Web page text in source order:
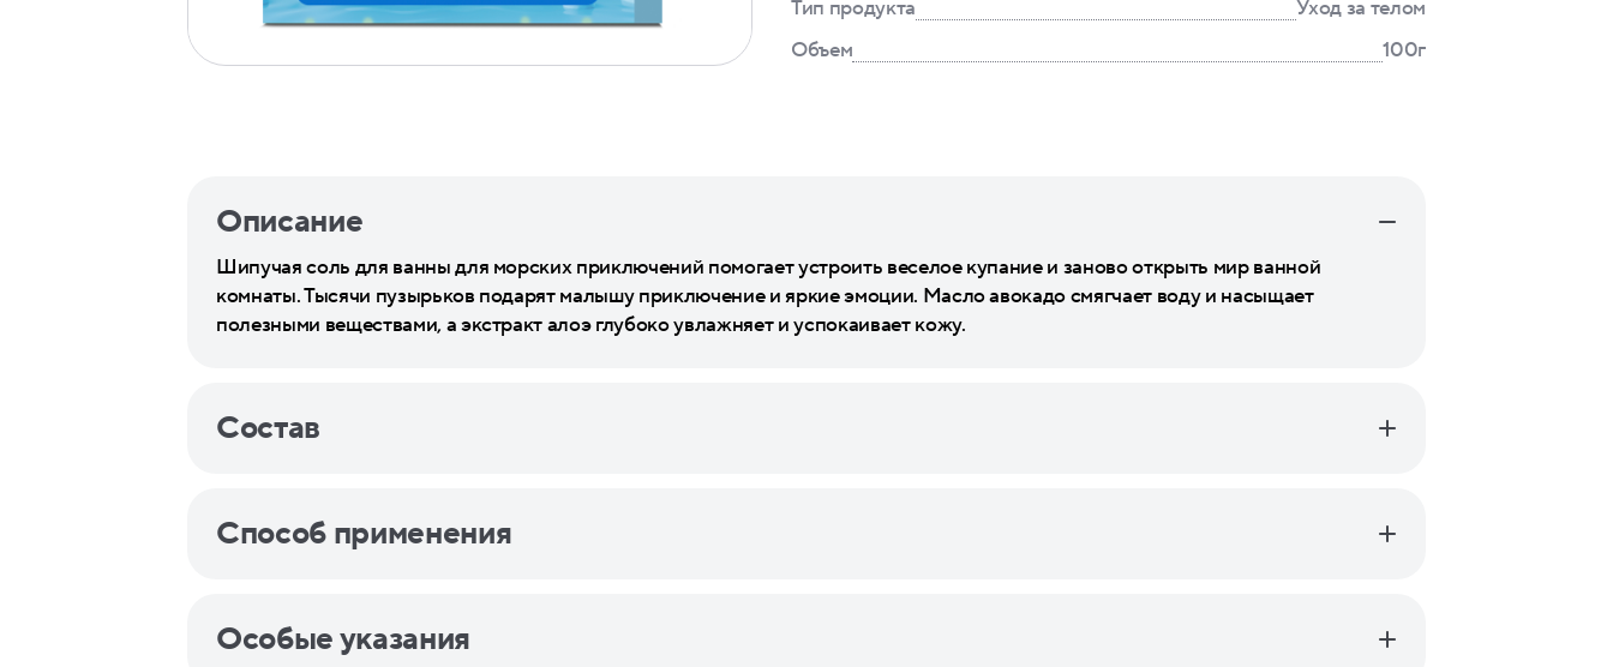
Тип продукта
Уход за телом
Объем
100г
Описание
Шипучая соль для ванны для морских приключений помогает устроить веселое купание и заново открыть мир ванной
комнаты. Тысячи пузырьков подарят малышу приключение и яркие эмоции. Масло авокадо смягчает воду и насыщает
полезными веществами, а экстракт алоэ глубоко увлажняет и успокаивает кожу.
Состав
Способ применения
Особые указания